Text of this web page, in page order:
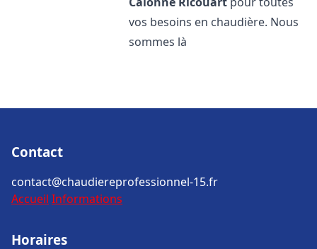
vos besoins en chaudière. Nous
sommes là
Contact
contact@chaudiereprofessionnel-15.fr
Accueil Informations
Horaires